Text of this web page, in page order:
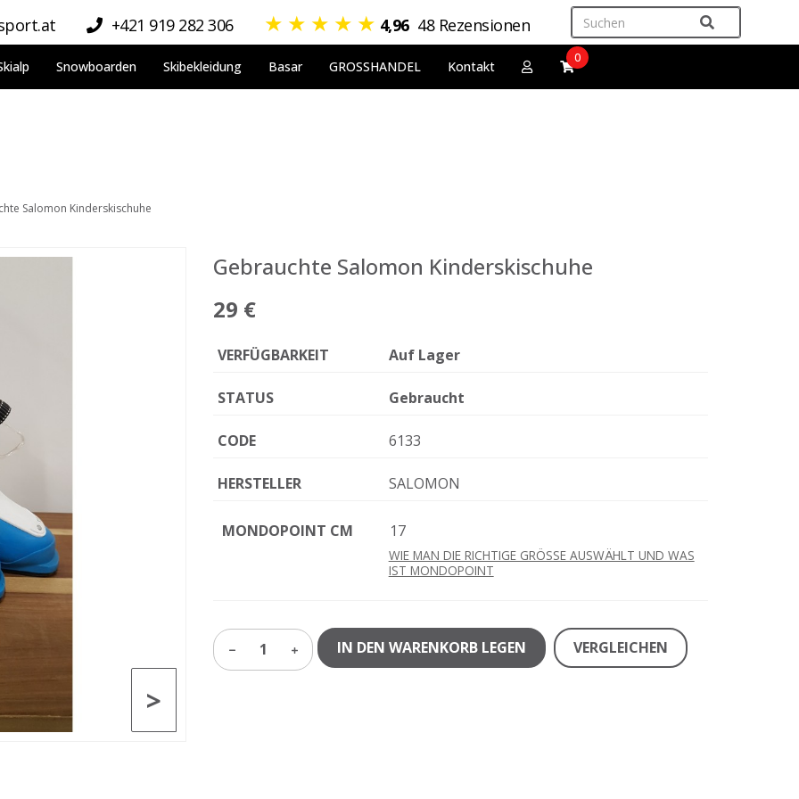
+421 919 282 306 ★ ★ ★ ★ ★ 4,96 48 Rezensionen
Snowboarden Skibekleidung Basar GROSSHANDEL Kontakt
0
Salomon Kinderskischuhe
>
Gebrauchte Salomon Kinderskischuhe
29 €
VERFÜGBARKEIT Auf Lager
STATUS Gebraucht
CODE 6133
HERSTELLER SALOMON
MONDOPOINT CM 17
WIE MAN DIE RICHTIGE GRÖSSE AUSWÄHLT UND WAS
IST MONDOPOINT
1 IN DEN WARENKORB LEGEN VERGLEICHEN